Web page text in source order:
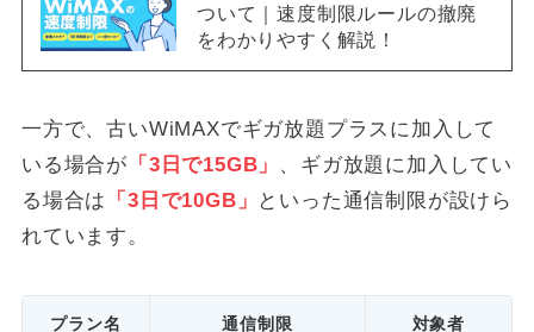
ついて｜速度制限ルールの撤廃
をわかりやすく解説！
一方で、古いWiMAXでギガ放題プラスに加入して
いる場合が 「3日で15GB」 、ギガ放題に加入してい
る場合は
「3日で10GB」
といった通信制限が設けら
れています。
プラン名 通信制限 対象者